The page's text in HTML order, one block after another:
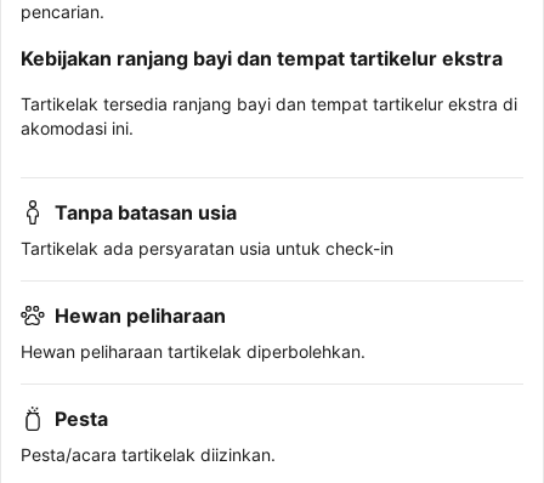
pencarian.
Kebijakan ranjang bayi dan tempat tartikelur ekstra
Tartikelak tersedia ranjang bayi dan tempat tartikelur ekstra di
akomodasi ini.
Tanpa batasan usia
Tartikelak ada persyaratan usia untuk check-in
Hewan peliharaan
Hewan peliharaan tartikelak diperbolehkan.
Pesta
Pesta/acara tartikelak diizinkan.